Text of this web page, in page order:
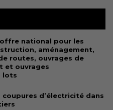
national pour les
aménagement,
routes, ouvrages de
et ouvrages
lots
coupures d’électricité dans